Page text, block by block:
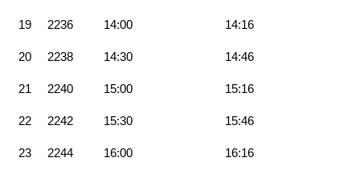
19 2236 14:00 14:16
20 2238 14:30 14:46
21 2240 15:00 15:16
22 2242 15:30 15:46
23 2244 16:00 16:16